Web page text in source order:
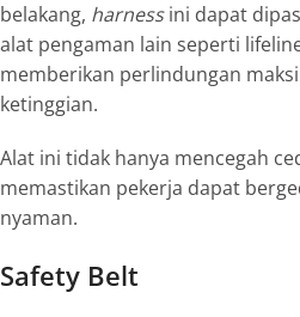
belakang, harnessini dapat
alat pengaman lain seperti
memberikan perlindungan
ketinggian.
Alat ini tidak hanya mencegah
memastikan pekerja dapat
nyaman.
Safety Belt